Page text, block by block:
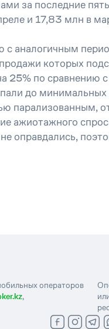
за последние
и 17,83 млн в
аналогичным
которых
25% по сравнению
до минимальных
парализованным,
ажиотажного
оправдались,
операторов
,